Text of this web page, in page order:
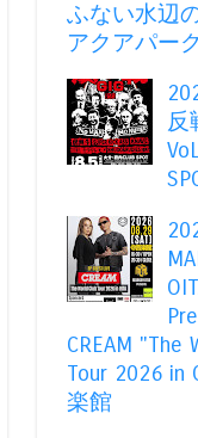
ふない水辺
アクアパーク
反
CREAM "The
Tour 2026 in
楽館